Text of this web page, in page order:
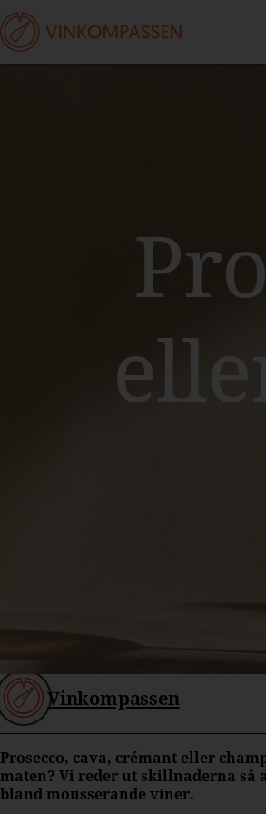
Vinkompassen
Prosecco, cava, crémant eller
maten? Vi reder ut skillnaderna
bland mousserande viner.